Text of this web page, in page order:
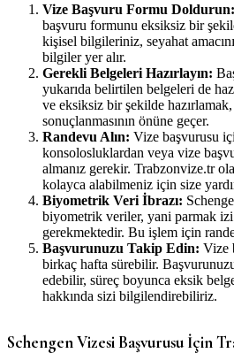
Vize Başvuru Formu Doldurun:
başvuru formunu eksiksiz bir
kişisel bilgileriniz, seyahat
bilgiler yer alır.
Gerekli Belgeleri Hazırlayın:
yukarıda belirtilen belgeleri de
ve eksiksiz bir şekilde
sonuçlanmasının önüne geçer.
Randevu Alın: Vize başvurusu
konsolosluklardan veya vize
almanız gerekir. Trabzonvize.tr
kolayca alabilmeniz için size
Biyometrik Veri İbrazı:
biyometrik veriler, yani parmak
gerekmektedir. Bu işlem için
Başvurunuzu Takip Edin: Vize
birkaç hafta sürebilir.
edebilir, süreç boyunca eksik
hakkında sizi bilgilendirebiliriz.
Schengen Vizesi Başvurusu İçin